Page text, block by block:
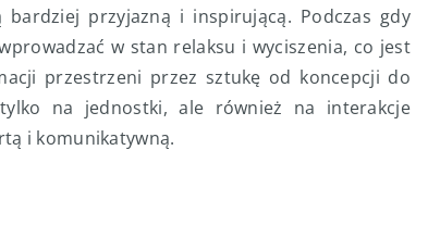
przyjazną i inspirującą. Podczas gdy
w stan relaksu i wyciszenia, co jest
przestrzeni przez sztukę od koncepcji do
na jednostki, ale również na interakcje
i komunikatywną.